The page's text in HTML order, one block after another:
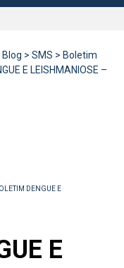
Blog > SMS > Boletim
E LEISHMANIOSE –
DENGUE E
E